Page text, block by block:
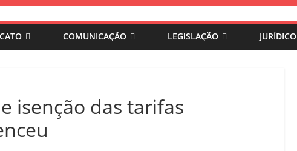
COMUNICAÇÃO LEGISLAÇÃO JURÍDICO
isenção das tarifas